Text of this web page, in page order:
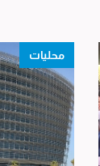
محليات